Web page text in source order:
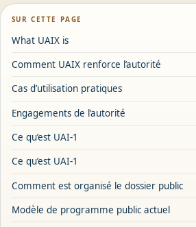
SUR CETTE PAGE
What UAIX is
Comment UAIX renforce l’autorité
Cas d’utilisation pratiques
Engagements de l’autorité
Ce qu’est UAI-1
Ce qu’est UAI-1
Comment est organisé le dossier public
Modèle de programme public actuel